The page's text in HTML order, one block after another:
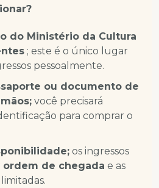
do Ministério da Cultura
; este é o único lugar
pessoalmente.
ou documento de
você precisará
para comprar o
os ingressos
ordem de chegada e as